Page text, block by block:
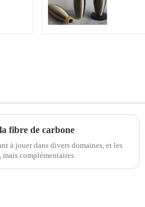
fibre de carbone
à jouer dans divers domaines, et les
complémentaires.